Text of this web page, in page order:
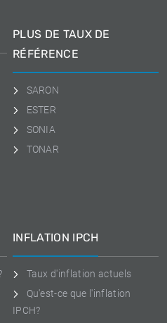
PLUS DE TAUX DE
RÉFÉRENCE
SARON
ESTER
SONIA
TONAR
INFLATION IPCH
Taux d'inflation actuels
Qu'est-ce que l'inflation
IPCH?